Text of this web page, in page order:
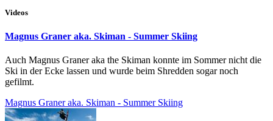
Videos
Magnus Graner aka. Skiman - Summer Skiing
Auch Magnus Graner aka the Skiman konnte im Sommer nicht die
Ski in der Ecke lassen und wurde beim Shredden sogar noch
gefilmt.
Magnus Graner aka. Skiman - Summer Skiing